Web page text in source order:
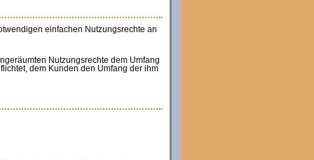
einfachen Nutzungsrechte an
Nutzungsrechte dem Umfang
dem Kunden den Umfang der ihm